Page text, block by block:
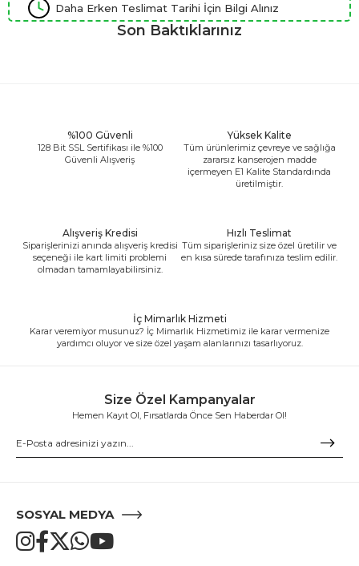
Daha Erken Teslimat Tarihi İçin Bilgi Alınız
Son Baktıklarınız
%100 Güvenli
128 Bit SSL Sertifikası ile %100
Güvenli Alışveriş
Yüksek Kalite
Tüm ürünlerimiz çevreye ve sağlığa
zararsız kanserojen madde
içermeyen E1 Kalite Standardında
üretilmiştir.
Alışveriş Kredisi
Siparişlerinizi anında alışveriş kredisi
seçeneği ile kart limiti problemi
olmadan tamamlayabilirsiniz.
Hızlı Teslimat
Tüm siparişleriniz size özel üretilir ve
en kısa sürede tarafınıza teslim edilir.
İç Mimarlık Hizmeti
Karar veremiyor musunuz? İç Mimarlık Hizmetimiz ile karar vermenize
yardımcı oluyor ve size özel yaşam alanlarınızı tasarlıyoruz.
Size Özel Kampanyalar
Hemen Kayıt Ol, Fırsatlarda Önce Sen Haberdar Ol!
SOSYAL MEDYA